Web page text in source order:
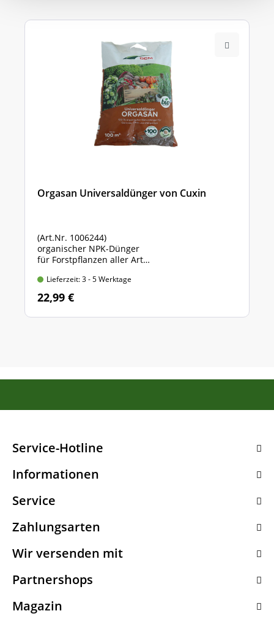
Orgasan Universaldünger von Cuxin
(Art.Nr. 1006244)
organischer NPK-Dünger
für Forstpflanzen aller Art
Lieferzeit: 3 - 5 Werktage
22,99 €
Service-Hotline
Informationen
Service
Zahlungsarten
Wir versenden mit
Partnershops
Magazin